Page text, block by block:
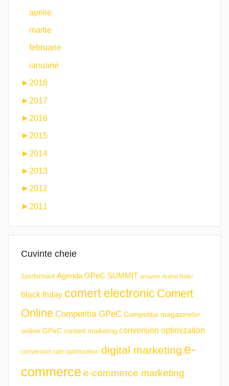
aprilie
martie
februarie
ianuarie
► 2018
► 2017
► 2016
► 2015
► 2014
► 2013
►2012
► 2011
Cuvinte cheie
2performant Agenda GPeC SUMMIT amazon Andrei Radu
black friday comert electronic Comert
Online Competitia GPeC Competitia magazinelor
online GPeC content marketing conversion optimization
conversion rate optimization digital marketing e-
commerce e-commerce marketing